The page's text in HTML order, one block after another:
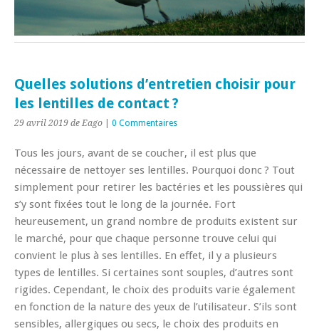
Quelles solutions d’entretien choisir pour
les lentilles de contact ?
29 avril 2019 de Eago 0 Commentaires
Tous les jours, avant de se coucher, il est plus que
nécessaire de nettoyer ses lentilles. Pourquoi donc ? Tout
simplement pour retirer les bactéries et les poussières qui
s’y sont fixées tout le long de la journée. Fort
heureusement, un grand nombre de produits existent sur
le marché, pour que chaque personne trouve celui qui
convient le plus à ses lentilles. En effet, il y a plusieurs
types de lentilles. Si certaines sont souples, d’autres sont
rigides. Cependant, le choix des produits varie également
en fonction de la nature des yeux de l’utilisateur. S’ils sont
sensibles, allergiques ou secs, le choix des produits en